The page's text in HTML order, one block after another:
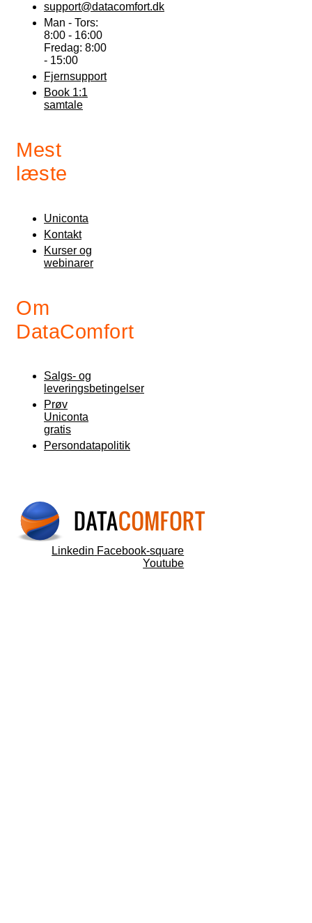
support@datacomfort.dk
Man - Tors:
8:00 - 16:00
Fredag: 8:00
- 15:00
Fjernsupport
Book 1:1
samtale
Mest
læste
Uniconta
Kontakt
Kurser og
webinarer
Om
DataComfort
Salgs- og
leveringsbetingelser
Prøv
Uniconta
gratis
Persondatapolitik
Linkedin Facebook-square
Youtube